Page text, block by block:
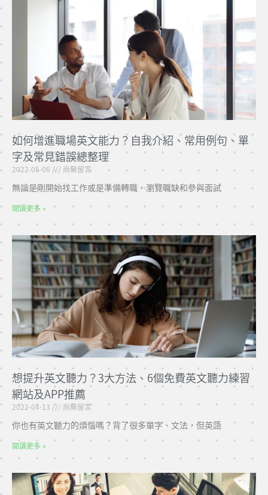
如何增進職場英文能力？自我介紹、常用例句、單
字及常見錯誤總整理
2022-05-06 尚無留言
無論是剛開始找工作或是準備轉職，瀏覽職缺和參與面試
閱讀更多 »
想提升英文聽力？3大方法、6個免費英文聽力練習
網站及APP推薦
2022-04-13 尚無留言
你也有英文聽力的煩惱嗎？背了很多單字、文法，但英語
閱讀更多 »